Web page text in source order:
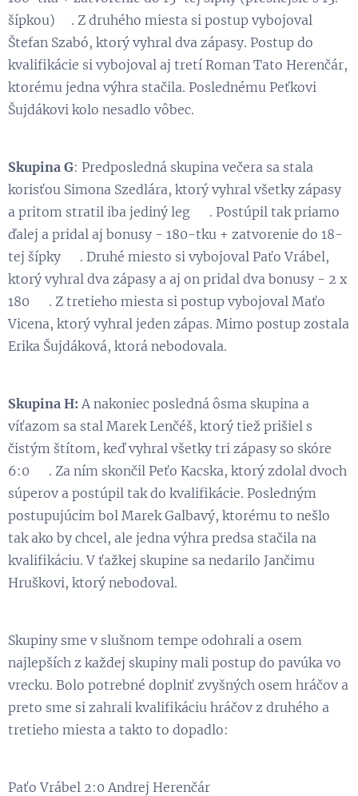
šípkou)👏. Z druhého miesta si postup vybojoval
Štefan Szabó, ktorý vyhral dva zápasy. Postup do
kvalifikácie si vybojoval aj tretí Roman Tato Herenčár,
ktorému jedna výhra stačila. Poslednému Peťkovi
Šujdákovi kolo nesadlo vôbec.
Skupina G: Predposledná skupina večera sa stala
korisťou Simona Szedlára, ktorý vyhral všetky zápasy
a pritom stratil iba jediný leg 👏. Postúpil tak priamo
ďalej a pridal aj bonusy - 180-tku + zatvorenie do 18-
tej šípky 😉. Druhé miesto si vybojoval Paťo Vrábel,
ktorý vyhral dva zápasy a aj on pridal dva bonusy - 2 x
180 💪. Z tretieho miesta si postup vybojoval Maťo
Vicena, ktorý vyhral jeden zápas. Mimo postup zostala
Erika Šujdáková, ktorá nebodovala.
Skupina H: A nakoniec posledná ôsma skupina a
víťazom sa stal Marek Lenčéš, ktorý tiež prišiel s
čistým štítom, keď vyhral všetky tri zápasy so skóre
6:0 😃. Za ním skončil Peťo Kacska, ktorý zdolal dvoch
súperov a postúpil tak do kvalifikácie. Posledným
postupujúcim bol Marek Galbavý, ktorému to nešlo
tak ako by chcel, ale jedna výhra predsa stačila na
kvalifikáciu. V ťažkej skupine sa nedarilo Jančimu
Hruškovi, ktorý nebodoval.
Skupiny sme v slušnom tempe odohrali a osem
najlepších z každej skupiny mali postup do pavúka vo
vrecku. Bolo potrebné doplniť zvyšných osem hráčov a
preto sme si zahrali kvalifikáciu hráčov z druhého a
tretieho miesta a takto to dopadlo:
Paťo Vrábel 2:0 Andrej Herenčár